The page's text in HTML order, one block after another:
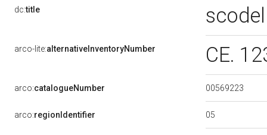
dc:title
arco-lite:alternativeInventoryNumber CE.
arco:catalogueNumber 00569223
arco:regionIdentifier 05